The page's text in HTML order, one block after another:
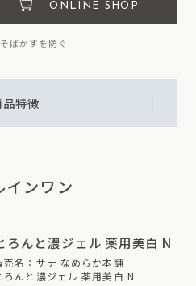
ONLINE SHOP
ばかすを防ぐ
品特徴
インワン
ろんと濃ジェル 薬用美白 N
売名：サナ なめらか本舗
ろんと濃ジェル 薬用美白 N